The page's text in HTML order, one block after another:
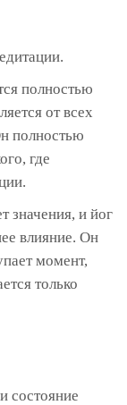
полностью
от всех
полностью
где
значения, и йог
влияние. Он
момент,
только
состояние